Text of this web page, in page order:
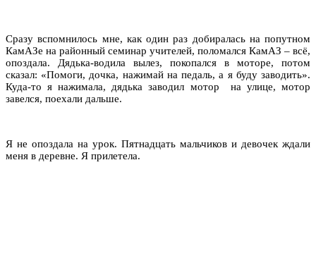
Сразу вспомнилось мне, как один раз добиралась на попутном
КамАЗе на районный семинар учителей, поломался КамАЗ – всё,
опоздала. Дядька-водила вылез, покопался в моторе, потом
сказал: «Помоги, дочка, нажимай на педаль, а я буду заводить».
Куда-то я нажимала, дядька заводил мотор на улице, мотор
завелся, поехали дальше.
Я не опоздала на урок. Пятнадцать мальчиков и девочек ждали
меня в деревне. Я прилетела.